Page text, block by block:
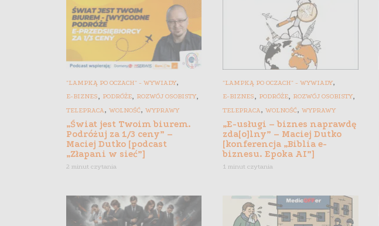
"LAMPKĄ PO OCZACH" - WYWIADY,
E-BIZNES, PODRÓŻE, ROZWÓJ OSOBISTY,
TELEPRACA, WOLNOŚĆ, WYPRAWY
„Świat jest Twoim biurem.
Podróżuj za 1/3 ceny” –
Maciej Dutko [podcast
„Złapani w sieć”]
2 minut czytania
"LAMPKĄ PO OCZACH" - WYWIADY,
E-BIZNES, PODRÓŻE, ROZWÓJ OSOBISTY,
TELEPRACA,WOLNOŚĆ,WYPRAWY
„E-usługi – biznes naprawdę
zda[o]lny” – Maciej Dutko
[konferencja „Biblia e-
biznesu. Epoka AI”]
1 minut czytania